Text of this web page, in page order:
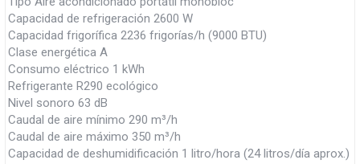
Capacidad de refrigeración 2600 W
Capacidad frigorífica 2236 frigorías/h (9000 BTU)
Clase energética A
Consumo eléctrico 1 kWh
Refrigerante R290 ecológico
Nivel sonoro 63 dB
Caudal de aire mínimo 290 m³/h
Caudal de aire máximo 350 m³/h
Capacidad de deshumidificación 1 litro/hora (24 litros/día aprox.)